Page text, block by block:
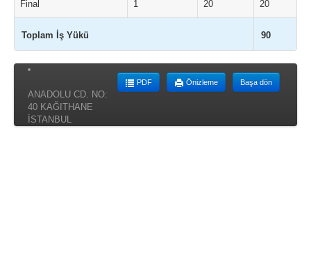
Final 1 20 20
Toplam İş Yükü 90
Başa dön
Önizleme
PDF
ANADOLU CD. NO:
40 KAĞITHANE
İSTANBUL